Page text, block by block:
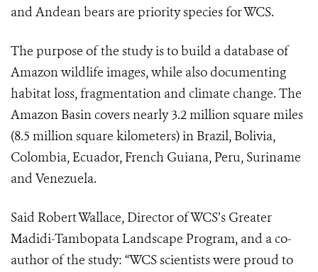
and Andean bears are priority species for WCS.
The purpose of the study is to build a database of
Amazon wildlife images, while also documenting
habitat loss, fragmentation and climate change. The
Amazon Basin covers nearly 3.2 million square miles
(8.5 million square kilometers) in Brazil, Bolivia,
Colombia, Ecuador, French Guiana, Peru, Suriname
and Venezuela.
Said Robert Wallace, Director of WCS’s Greater
Madidi-Tambopata Landscape Program, and a co-
author of the study: “WCS scientists were proud to